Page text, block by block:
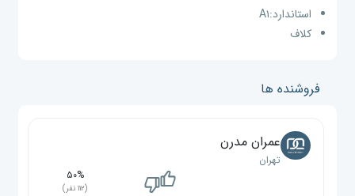
استاندارد:A۱
کلاف
فروشنده ها
عمران مدرن
تهران
۵۰%
(۱۱۲ نفر)